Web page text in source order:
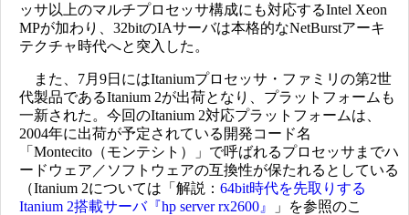
ッサ以上のマルチプロセッサ構成にも対応するIntel Xeon
MPが加わり、32bitのIAサーバは本格的なNetBurstアーキ
テクチャ時代へと突入した。
また、7月9日にはItaniumプロセッサ・ファミリの第2世
代製品であるItanium 2が出荷となり、プラットフォームも
一新された。今回のItanium 2対応プラットフォームは、
2004年に出荷が予定されている開発コード名
「Montecito（モンテシト）」で呼ばれるプロセッサまでハ
ードウェア／ソフトウェアの互換性が保たれるとしている
（Itanium 2については「解説： 64bit時代を先取りする
Itanium 2搭載サーバ『hp server rx2600』
」を参照のこ